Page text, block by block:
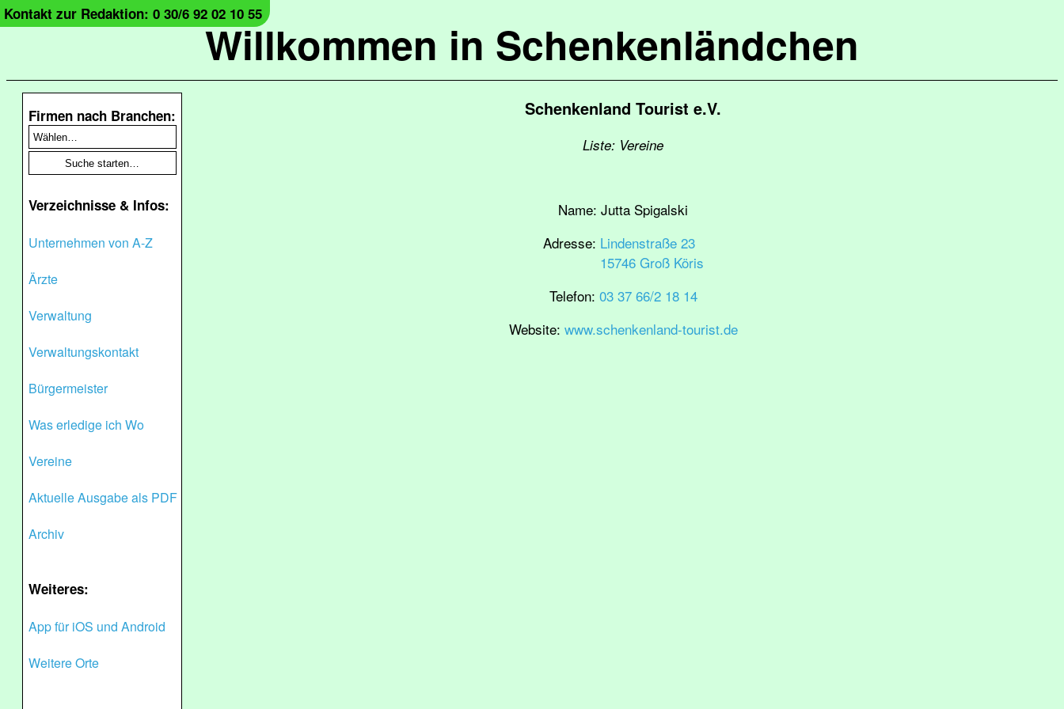
Willkommen in Schenkenländchen
Kontakt zur Redaktion: 0 30/6 92 02 10 55
Firmen nach Branchen:
Verzeichnisse & Infos:
Unternehmen von A-Z
Ärzte
Verwaltung
Verwaltungskontakt
Bürgermeister
Was erledige ich Wo
Vereine
Aktuelle Ausgabe als PDF
Archiv
Weiteres:
App für iOS und Android
Weitere Orte
Schenkenland Tourist e.V.
Liste: Vereine
Name: Jutta Spigalski
Adresse: Lindenstraße 23
15746 Groß Köris
Telefon: 03 37 66/2 18 14
Website: www.schenkenland-tourist.de